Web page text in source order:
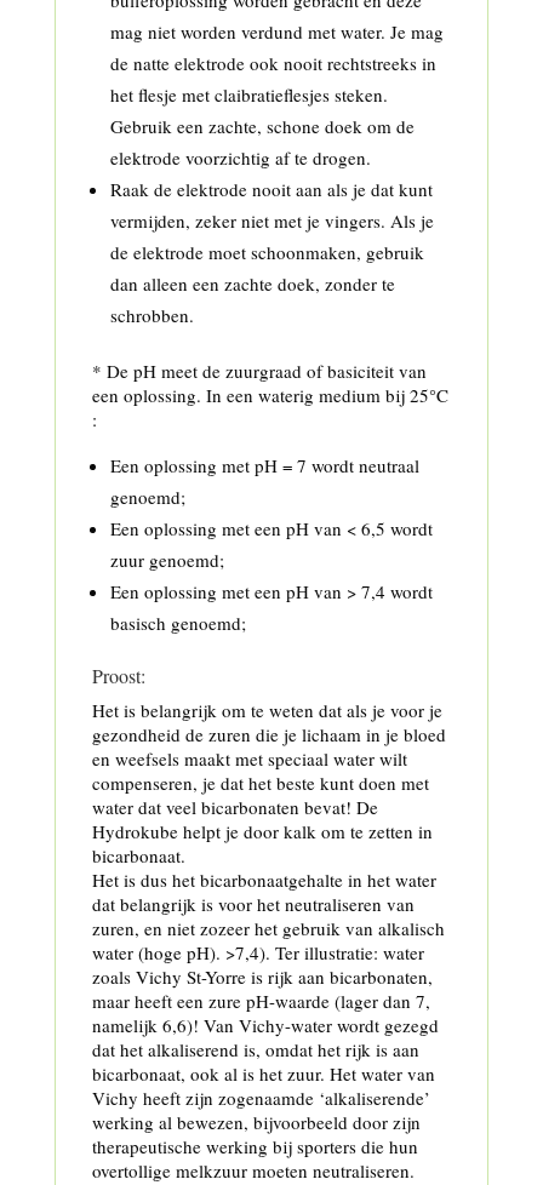
mag niet worden verdund met water. Je mag
de natte elektrode ook nooit rechtstreeks in
het flesje met claibratieflesjes steken.
Gebruik een zachte, schone doek om de
elektrode voorzichtig af te drogen.
Raak de elektrode nooit aan als je dat kunt
vermijden, zeker niet met je vingers. Als je
de elektrode moet schoonmaken, gebruik
dan alleen een zachte doek, zonder te
schrobben.
* De pH meet de zuurgraad of basiciteit van
een oplossing. In een waterig medium bij 25°C
:
Een oplossing met pH = 7 wordt neutraal
genoemd;
Een oplossing met een pH van < 6,5 wordt
zuur genoemd;
Een oplossing met een pH van > 7,4 wordt
basisch genoemd;
Proost:
Het is belangrijk om te weten dat als je voor je
gezondheid de zuren die je lichaam in je bloed
en weefsels maakt met speciaal water wilt
compenseren, je dat het beste kunt doen met
water dat veel bicarbonaten bevat! De
Hydrokube helpt je door kalk om te zetten in
bicarbonaat.
Het is dus het bicarbonaatgehalte in het water
dat belangrijk is voor het neutraliseren van
zuren, en niet zozeer het gebruik van alkalisch
water (hoge pH). >7,4). Ter illustratie: water
zoals Vichy St-Yorre is rijk aan bicarbonaten,
maar heeft een zure pH-waarde (lager dan 7,
namelijk 6,6)! Van Vichy-water wordt gezegd
dat het alkaliserend is, omdat het rijk is aan
bicarbonaat, ook al is het zuur. Het water van
Vichy heeft zijn zogenaamde ‘alkaliserende’
werking al bewezen, bijvoorbeeld door zijn
therapeutische werking bij sporters die hun
overtollige melkzuur moeten neutraliseren.